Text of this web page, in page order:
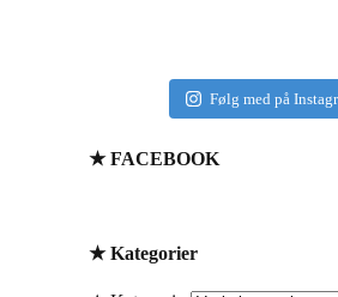
Følg med på
★ FACEBOOK
★ Kategorier